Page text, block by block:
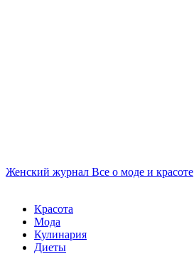
Женский журнал Все о моде и красоте
Красота
Мода
Кулинария
Диеты